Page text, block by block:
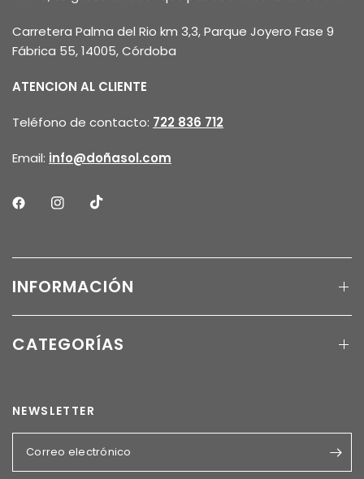
Carretera Palma del Rio km 3,3, Parque Joyero Fase 9
Fábrica 55, 14005, Córdoba
ATENCION AL CLIENTE
Teléfono de contacto: 722 836 712
Email: info@doñasol.com
INFORMACIÓN
CATEGORÍAS
NEWSLETTER
Correo electrónico